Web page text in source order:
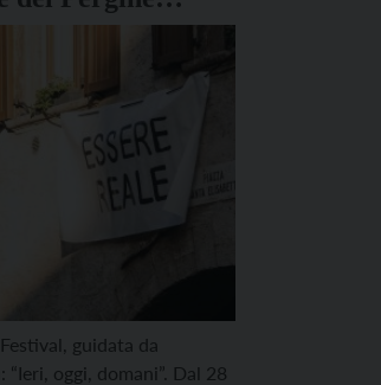
guidata da
oggi, domani”. Dal 28